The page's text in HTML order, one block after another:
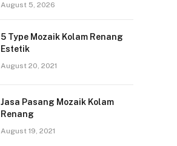
August 5, 2026
5 Type Mozaik Kolam Renang
Estetik
August 20, 2021
Jasa Pasang Mozaik Kolam
Renang
August 19, 2021